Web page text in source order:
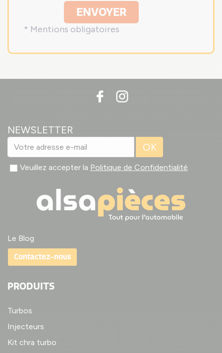
ENVOYER
* Mentions obligatoires
NEWSLETTER
OK
Veuillez accepter la Politique de Confidentialité
Le Blog
Contactez-nous
PRODUITS
Turbos
Injecteurs
Kit chra turbo